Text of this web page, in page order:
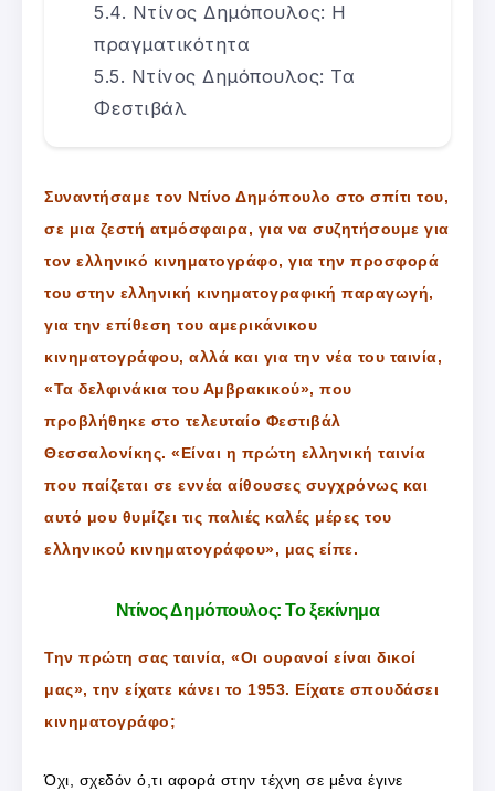
Ντίνος Δημόπουλος: Η
πραγματικότητα
Ντίνος Δημόπουλος: Τα
Φεστιβάλ
Συναντήσαμε τον Ντίνο Δημόπουλο στο σπίτι του,
σε μια ζεστή ατμόσφαιρα, για να συζητήσουμε για
τον ελληνικό κινηματογράφο, για την προσφορά
του στην ελληνική κινηματογραφική παραγωγή,
για την επίθεση του αμερικάνικου
κινηματογράφου, αλλά και για την νέα του ταινία,
«Τα δελφινάκια του Αμβρακικού», που
προβλήθηκε στο τελευταίο Φεστιβάλ
Θεσσαλονίκης. «Είναι η πρώτη ελληνική ταινία
που παίζεται σε εννέα αίθουσες συγχρόνως και
αυτό μου θυμίζει τις παλιές καλές μέρες του
ελληνικού κινηματογράφου», μας είπε.
Ντίνος Δημόπουλος: Το ξεκίνημα
Την πρώτη σας ταινία, «Οι ουρανοί είναι δικοί
μας», την είχατε κάνει το 1953. Είχατε σπουδάσει
κινηματογράφο;
Όχι, σχεδόν ό,τι αφορά στην τέχνη σε μένα έγινε